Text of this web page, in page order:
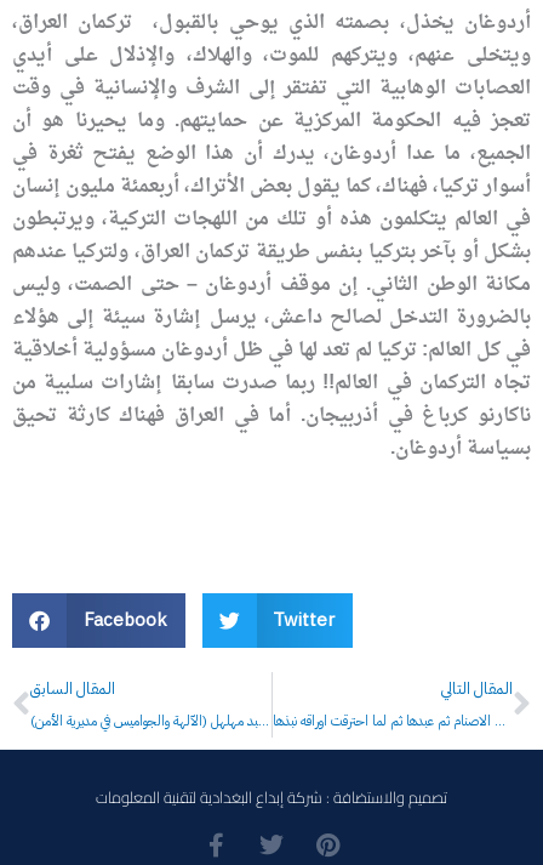
أردوغان يخذل، بصمته الذي يوحي بالقبول، تركمان العراق،
ويتخلى عنهم، ويتركهم للموت، والهلاك، والإذلال على أيدي
العصابات الوهابية التي تفتقر إلى الشرف والإنسانية في وقت
تعجز فيه الحكومة المركزية عن حمايتهم. وما يحيرنا هو أن
الجميع، ما عدا أردوغان، يدرك أن هذا الوضع يفتح ثغرة في
أسوار تركيا، فهناك، كما يقول بعض الأتراك، أربعمئة مليون إنسان
في العالم يتكلمون هذه أو تلك من اللهجات التركية، ويرتبطون
بشكل أو بآخر بتركيا بنفس طريقة تركمان العراق، ولتركيا عندهم
مكانة الوطن الثاني. إن موقف أردوغان – حتى الصمت، وليس
بالضرورة التدخل لصالح داعش، يرسل إشارة سيئة إلى هؤلاء
في كل العالم: تركيا لم تعد لها في ظل أردوغان مسؤولية أخلاقية
تجاه التركمان في العالم!! ربما صدرت سابقا إشارات سلبية من
ناكارنو كرباغ في أذربيجان. أما في العراق فهناك كارثة تحيق
بسياسة أردوغان.
Facebook Twitter
Prev
المقال السابق
(الآلهة والجواميس في مديرية الأمن) لنعيم عبد مهلهل
المقال التالي
حسن العلوي جثة سياسية تمشي على عكاز الوصوليةكأي جاهلي: صنع العلوي الاصنام ثم عبدها ثم لما احترقت اوراقه نبذها
تصميم والاستضافة : شركة إبداع البغدادية لتقنية المعلومات
F T P